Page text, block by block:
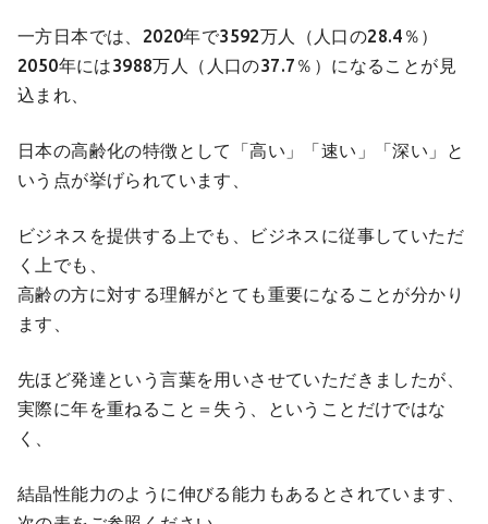
一方日本では、2020年で3592万人（人口の28.4％）
2050年には3988万人（人口の37.7％）になることが見
込まれ、
日本の高齢化の特徴として「高い」「速い」「深い」と
いう点が挙げられています、
ビジネスを提供する上でも、ビジネスに従事していただ
く上でも、
高齢の方に対する理解がとても重要になることが分かり
ます、
先ほど発達という言葉を用いさせていただきましたが、
実際に年を重ねること＝失う、ということだけではな
く、
結晶性能力のように伸びる能力もあるとされています、